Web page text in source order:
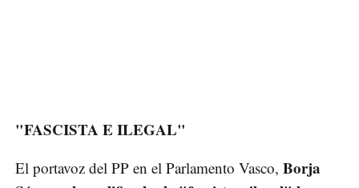
"FASCISTA E ILEGAL"
El portavoz del PP en el Parlamento Vasco, Borja